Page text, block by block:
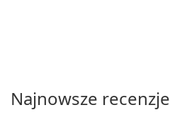
Najnowsze recenzje